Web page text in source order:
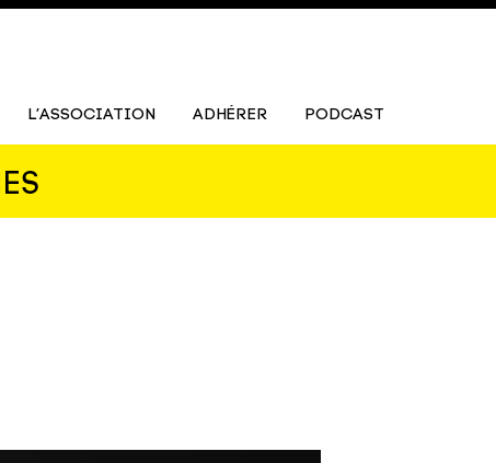
L’ASSOCIATION ADHÉRER PODCAST